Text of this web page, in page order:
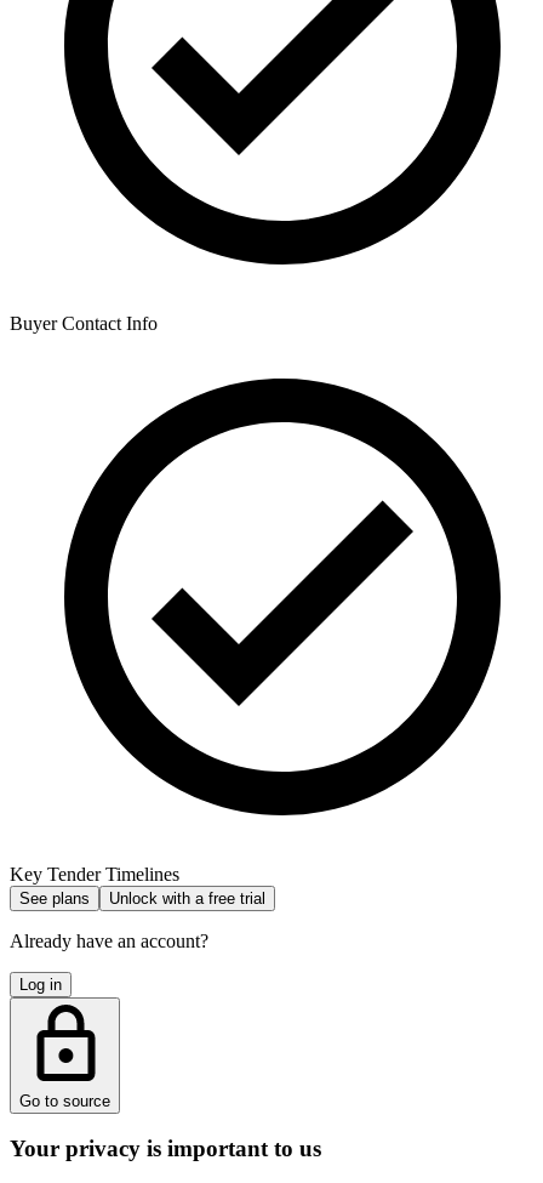
Buyer Contact Info
Key Tender Timelines
See plans Unlock with a free trial
Already have an account?
Log in
Go to source
Your privacy is important to us